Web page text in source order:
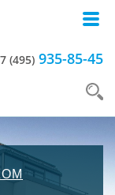
(495) 935-85-45